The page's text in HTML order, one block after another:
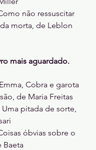
não ressuscitar
morta, de Leblon
mais aguardado.
Emma, Cobra e garota
de Maria Freitas
Uma pitada de sorte,
óbvias sobre o
Baeta